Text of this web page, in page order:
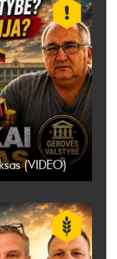
(VIDEO)